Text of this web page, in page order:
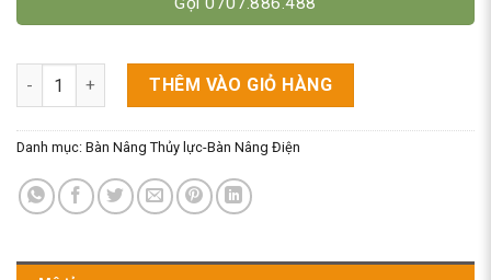
Bàn Nâng Điện 2000kg Cao 1M3 Giá Rẻ số lượng
THÊM VÀO GIỎ HÀNG
Danh mục: Bàn Nâng Thủy lực-Bàn Nâng Điện